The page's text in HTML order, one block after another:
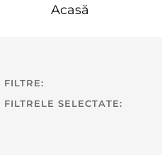
Acasă
FILTRE:
FILTRELE SELECTATE: